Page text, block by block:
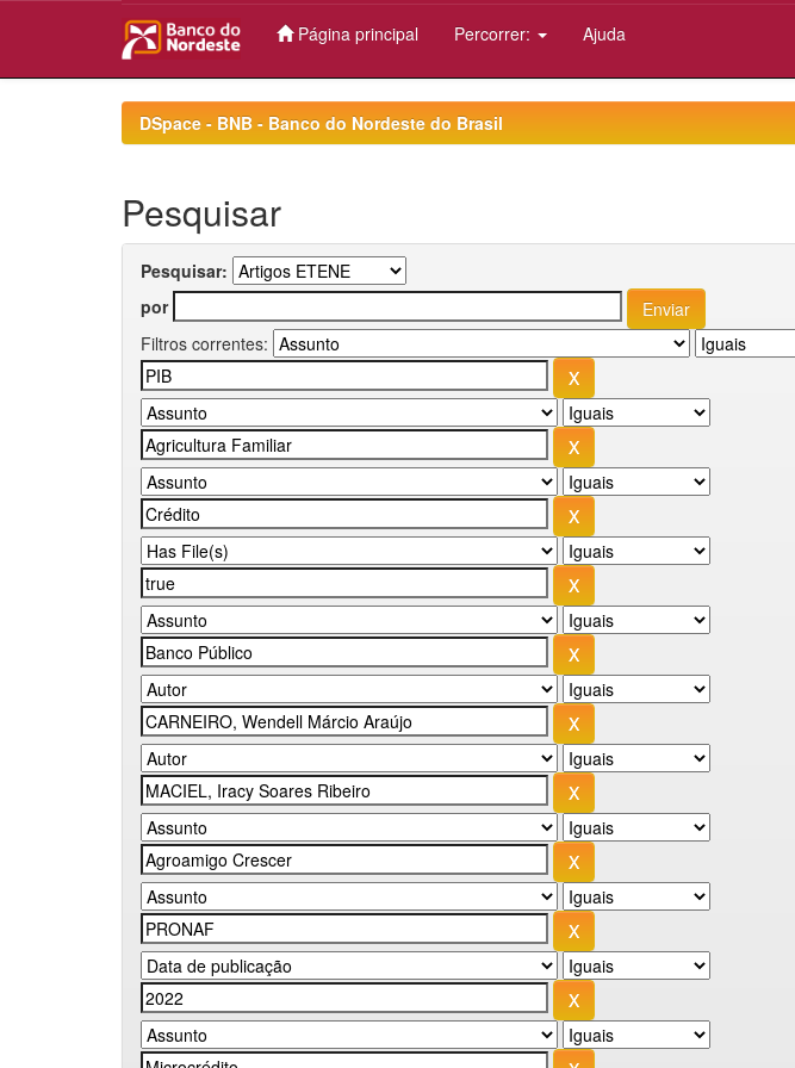
Página principal Percorrer: Ajuda
DSpace - BNB - Banco do Nordeste do Brasil
Pesquisar
Pesquisar:
por
Filtros correntes: